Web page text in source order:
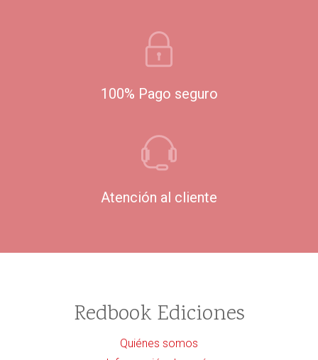
100% Pago seguro
Atención al cliente
Redbook Ediciones
Quiénes somos